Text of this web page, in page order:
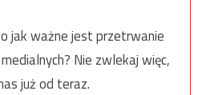
jak ważne jest przetrwanie
Nie zwlekaj więc,
już od teraz.